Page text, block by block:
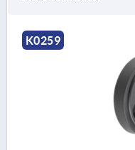
K0259